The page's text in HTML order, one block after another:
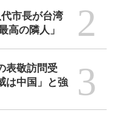
市長が台湾
高の隣人」
2
表敬訪問受
は中国」と強
3